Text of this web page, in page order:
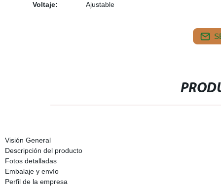
Voltaje:
Ajustable
Visión General
Descripción del producto
Fotos detalladas
Embalaje y envío
Perfil de la empresa